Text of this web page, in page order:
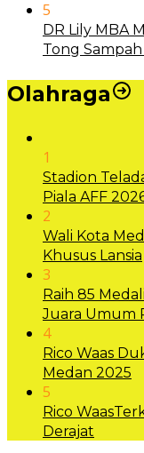
5
DR Lily MBA
Tong
Olahraga
1
Stadion
Piala AFF
2
Wali Kota
Khusus Lansia
3
Raih 85
Juara Umum
4
Rico Waas
Medan 2025
5
Rico
Derajat